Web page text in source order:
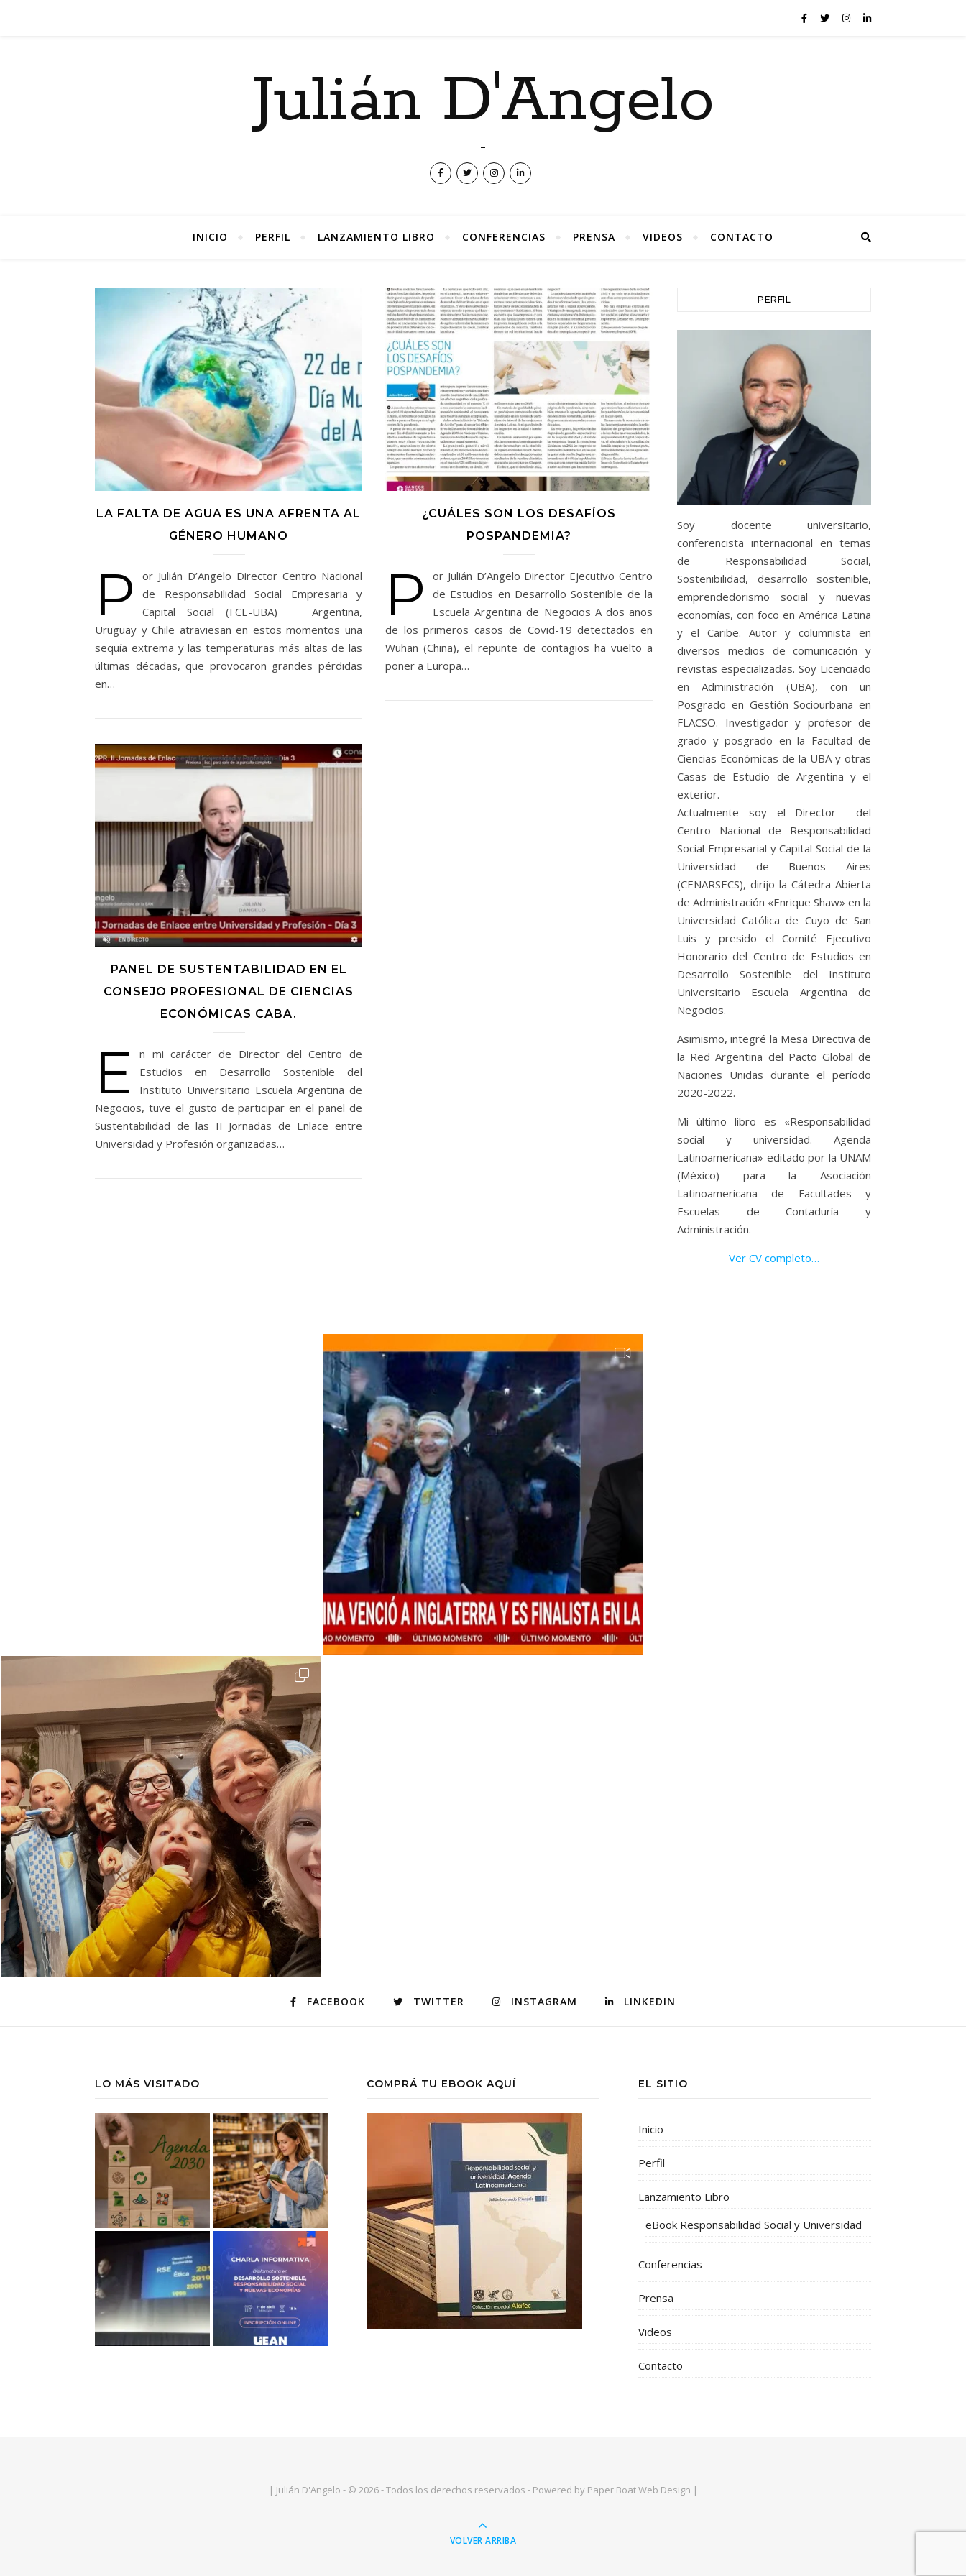
Julián D'Angelo
–
INICIO PERFIL LANZAMIENTO LIBRO CONFERENCIAS PRENSA VIDEOS CONTACTO
LA FALTA DE AGUA ES UNA AFRENTA AL
GÉNERO HUMANO
P
or Julián D’Angelo Director Centro Nacional
de Responsabilidad Social Empresaria y
Capital Social (FCE-UBA) Argentina,
Uruguay y Chile atraviesan en estos momentos una
sequía extrema y las temperaturas más altas de las
últimas décadas, que provocaron grandes pérdidas
en…
¿CUÁLES SON LOS DESAFÍOS
POSPANDEMIA?
P
or Julián D’Angelo Director Ejecutivo Centro
de Estudios en Desarrollo Sostenible de la
Escuela Argentina de Negocios A dos años
de los primeros casos de Covid-19 detectados en
Wuhan (China), el repunte de contagios ha vuelto a
poner a Europa…
PANEL DE SUSTENTABILIDAD EN EL
CONSEJO PROFESIONAL DE CIENCIAS
ECONÓMICAS CABA.
E
n mi carácter de Director del Centro de
Estudios en Desarrollo Sostenible del
Instituto Universitario Escuela Argentina de
Negocios, tuve el gusto de participar en el panel de
Sustentabilidad de las II Jornadas de Enlace entre
Universidad y Profesión organizadas…
PERFIL
Soy docente universitario,
conferencista internacional en temas
de Responsabilidad Social,
Sostenibilidad, desarrollo sostenible,
emprendedorismo social y nuevas
economías, con foco en América Latina
y el Caribe. Autor y columnista en
diversos medios de comunicación y
revistas especializadas. Soy Licenciado
en Administración (UBA), con un
Posgrado en Gestión Sociourbana en
FLACSO. Investigador y profesor de
grado y posgrado en la Facultad de
Ciencias Económicas de la UBA y otras
Casas de Estudio de Argentina y el
exterior.
Actualmente soy el Director del
Centro Nacional de Responsabilidad
Social Empresarial y Capital Social de la
Universidad de Buenos Aires
(CENARSECS), dirijo la Cátedra Abierta
de Administración «Enrique Shaw» en la
Universidad Católica de Cuyo de San
Luis y presido el Comité Ejecutivo
Honorario del Centro de Estudios en
Desarrollo Sostenible del Instituto
Universitario Escuela Argentina de
Negocios.
Asimismo, integré la Mesa Directiva de
la Red Argentina del Pacto Global de
Naciones Unidas durante el período
2020-2022.
Mi último libro es «Responsabilidad
social y universidad. Agenda
Latinoamericana» editado por la UNAM
(México) para la Asociación
Latinoamericana de Facultades y
Escuelas de Contaduría y
Administración.
Ver CV completo…
FACEBOOK TWITTER INSTAGRAM LINKEDIN
LO MÁS VISITADO COMPRÁ TU EBOOK AQUÍ EL SITIO
Inicio
Perfil
Lanzamiento Libro
eBook Responsabilidad Social y Universidad
Conferencias
Prensa
Videos
Contacto
| Julián D'Angelo - © 2026 - Todos los derechos reservados - Powered by Paper Boat Web Design |
VOLVER ARRIBA